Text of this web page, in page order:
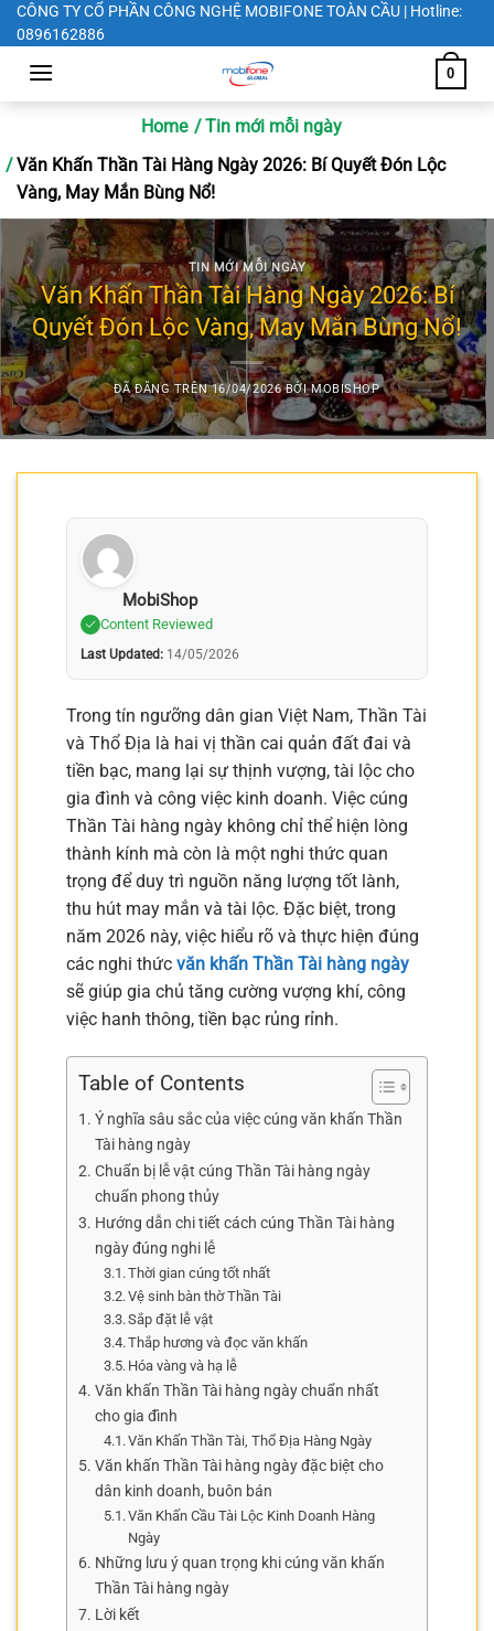
Chuyển
đến
CÔNG TY CỔ PHẦN CÔNG NGHỆ MOBIFONE TOÀN CẦU | Hotline:
0896162886
0
Home
Tin mới mỗi ngày
Văn Khấn Thần Tài Hàng Ngày 2026: Bí Quyết Đón Lộc
Vàng, May Mắn Bùng Nổ!
TIN MỚI MỖI NGÀY
Văn Khấn Thần Tài Hàng Ngày 2026: Bí
Quyết Đón Lộc Vàng, May Mắn Bùng Nổ!
ĐÃ ĐĂNG TRÊN16/04/2026 BỞIMOBISHOP
MobiShop
Content Reviewed
Last Updated: 14/05/2026
Trong tín ngưỡng dân gian Việt Nam, Thần Tài
và Thổ Địa là hai vị thần cai quản đất đai và
tiền bạc, mang lại sự thịnh vượng, tài lộc cho
gia đình và công việc kinh doanh. Việc cúng
Thần Tài hàng ngày không chỉ thể hiện lòng
thành kính mà còn là một nghi thức quan
trọng để duy trì nguồn năng lượng tốt lành,
thu hút may mắn và tài lộc. Đặc biệt, trong
năm 2026 này, việc hiểu rõ và thực hiện đúng
các nghi thức văn khấn Thần Tài hàng ngày
sẽ giúp gia chủ tăng cường vượng khí, công
việc hanh thông, tiền bạc rủng rỉnh.
Table of Contents
Ý nghĩa sâu sắc của việc cúng văn khấn Thần
Tài hàng ngày
Chuẩn bị lễ vật cúng Thần Tài hàng ngày
chuẩn phong thủy
Hướng dẫn chi tiết cách cúng Thần Tài hàng
ngày đúng nghi lễ
Thời gian cúng tốt nhất
Vệ sinh bàn thờ Thần Tài
Sắp đặt lễ vật
Thắp hương và đọc văn khấn
Hóa vàng và hạ lễ
Văn khấn Thần Tài hàng ngày chuẩn nhất
cho gia đình
Văn Khấn Thần Tài, Thổ Địa Hàng Ngày
Văn khấn Thần Tài hàng ngày đặc biệt cho
dân kinh doanh, buôn bán
Văn Khấn Cầu Tài Lộc Kinh Doanh Hàng
Ngày
Những lưu ý quan trọng khi cúng văn khấn
Thần Tài hàng ngày
Lời kết